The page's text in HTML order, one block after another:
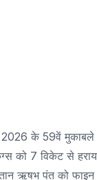
के 59वें मुकाबले
को 7 विकेट से
ऋषभ पंत को फाइन